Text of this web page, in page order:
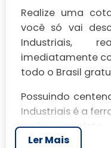
Realize uma
você só vai
Industriais,
imediatamente
todo o Brasil
Possuindo
Industriais é a
mais completo
realizar um
Ler Mais